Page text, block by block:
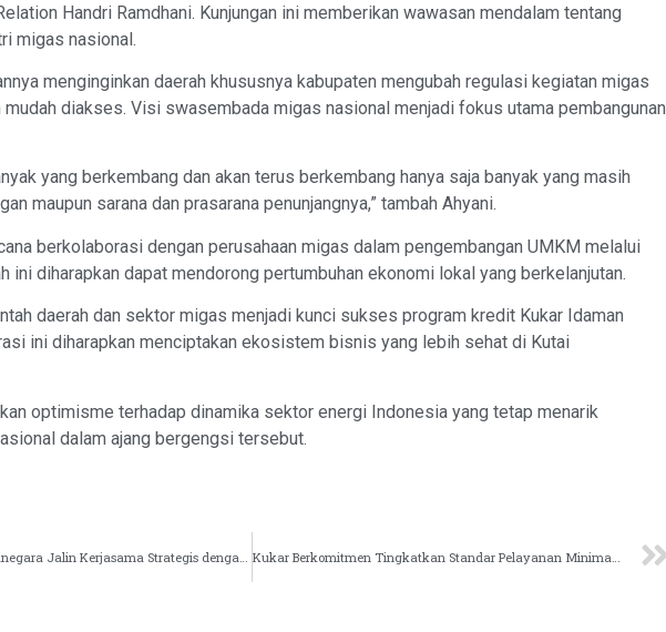
Handri Ramdhani. Kunjungan ini memberikan wawasan mendalam tentang
migas nasional.
menginginkan daerah khususnya kabupaten mengubah regulasi kegiatan migas
diakses. Visi swasembada migas nasional menjadi fokus utama pembangunan
yang berkembang dan akan terus berkembang hanya saja banyak yang masih
maupun sarana dan prasarana penunjangnya,” tambah Ahyani.
berkolaborasi dengan perusahaan migas dalam pengembangan UMKM melalui
ini diharapkan dapat mendorong pertumbuhan ekonomi lokal yang berkelanjutan.
daerah dan sektor migas menjadi kunci sukses program kredit Kukar Idaman
ini diharapkan menciptakan ekosistem bisnis yang lebih sehat di Kutai
optimisme terhadap dinamika sektor energi Indonesia yang tetap menarik
dalam ajang bergengsi tersebut.